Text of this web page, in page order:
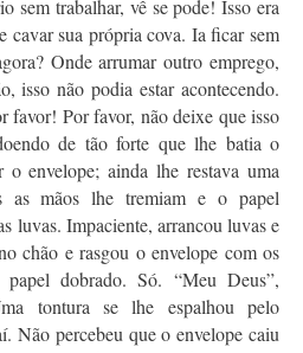
sem trabalhar, vê se pode! Isso era
cavar sua própria cova. Ia ficar sem
Onde arrumar outro emprego,
isso não podia estar acontecendo.
favor! Por favor, não deixe que isso
de tão forte que lhe batia o
envelope; ainda lhe restava uma
as mãos lhe tremiam e o papel
luvas. Impaciente, arrancou luvas e
chão e rasgou o envelope com os
dobrado. Só. “Meu Deus”,
tontura se lhe espalhou pelo
Não percebeu que o envelope caiu